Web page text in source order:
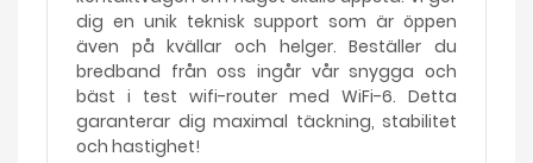
dig en unik teknisk support som är öppen
även på kvällar och helger. Beställer du
bredband från oss ingår vår snygga och
bäst i test wifi-router med WiFi-6. Detta
garanterar dig maximal täckning, stabilitet
och hastighet!